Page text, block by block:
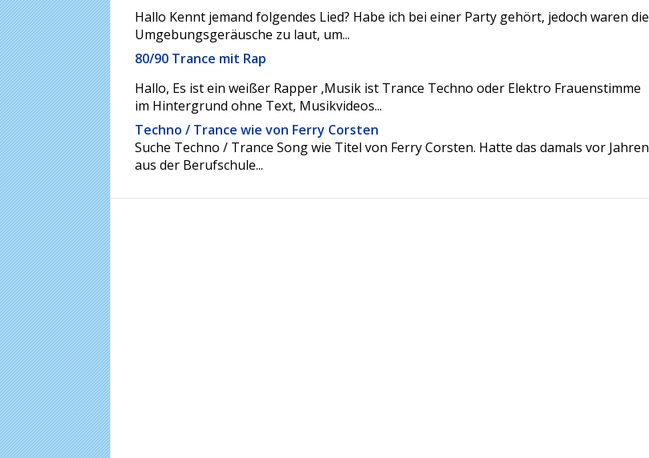
Hallo Kennt jemand folgendes Lied? Habe ich bei einer Party gehört, jedoch waren die
Umgebungsgeräusche zu laut, um...
80/90 Trance mit Rap
Hallo, Es ist ein weißer Rapper ,Musik ist Trance Techno oder Elektro Frauenstimme
im Hintergrund ohne Text, Musikvideos...
Techno / Trance wie von Ferry Corsten
Suche Techno / Trance Song wie Titel von Ferry Corsten. Hatte das damals vor Jahren
aus der Berufschule...